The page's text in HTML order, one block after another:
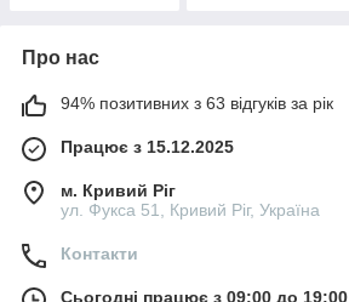
Про нас
94% позитивних з 63 відгуків за рік
Працює з 15.12.2025
м. Кривий Ріг
ул. Фукса 51, Кривий Ріг, Україна
Контакти
Сьогодні працює з 09:00 до 19:00